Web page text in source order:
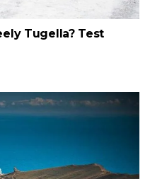
Tugella? Test